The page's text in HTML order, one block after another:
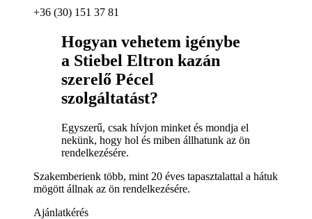
+36 (30) 151 37 81
Hogyan vehetem igénybe
a Stiebel Eltron kazán
szerelő Pécel
szolgáltatást?
Egyszerű, csak hívjon minket és mondja el
nekünk, hogy hol és miben állhatunk az ön
rendelkezésére.
Szakemberienk több, mint 20 éves tapasztalattal a hátuk
mögött állnak az ön rendelkezésére.
Ajánlatkérés